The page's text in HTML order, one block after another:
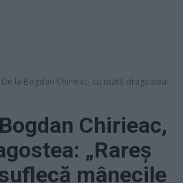
De la Bogdan Chirieac, cu toată dragostea:
Chirieac,
„Rareș
mânecile